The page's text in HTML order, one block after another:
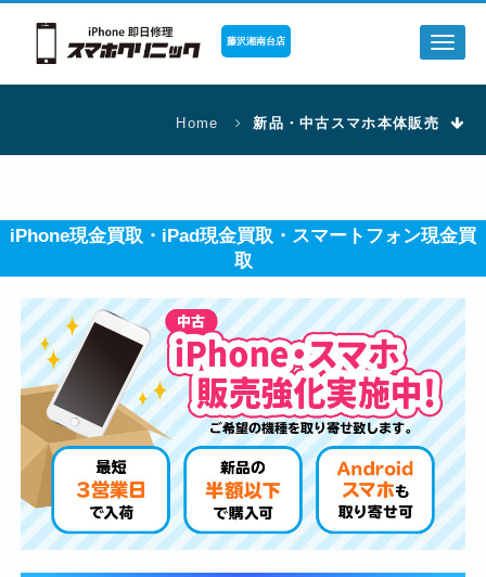
Toggle
藤沢湘南台店
Home 新品・中古スマホ本体販売
iPhone現金買取・iPad現金買取・スマートフォン現金買
取